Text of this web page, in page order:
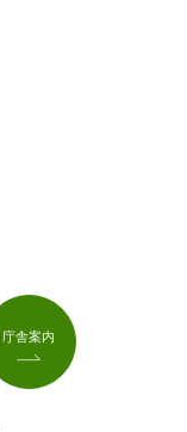
庁舎案内